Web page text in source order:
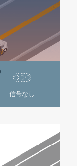
信号なし